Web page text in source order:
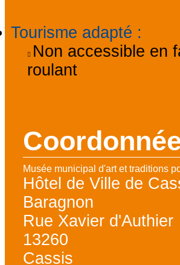
Tourisme adapté :
Non accessible en
roulant
Musée municipal d'art et traditions
Hôtel de Ville de
Baragnon
Rue Xavier d'Authier
13260
Cassis